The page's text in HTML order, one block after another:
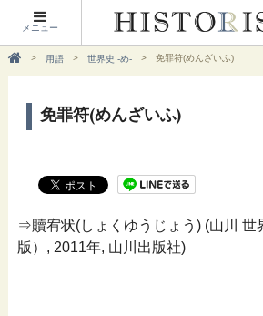
メニュー
用語 世界史 -め- 免罪符(めんざいふ)
免罪符(めんざいふ)
⇒贖宥状(しょくゆうじょう) (山川 世
版）, 2011年, 山川出版社)